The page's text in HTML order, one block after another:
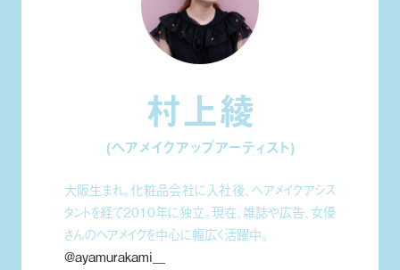
村上綾
(ヘアメイクアップアーティスト)
大阪生まれ。化粧品会社に入社後、ヘアメイクアシス
タントを経て2010年に独立。現在、雑誌や広告、女優
さんのヘアメイクを中心に幅広く活躍中。
@ayamurakami__